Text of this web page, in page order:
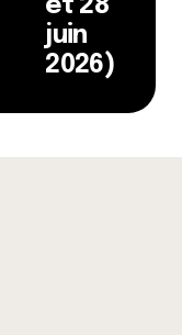
et 28
juin
2026)